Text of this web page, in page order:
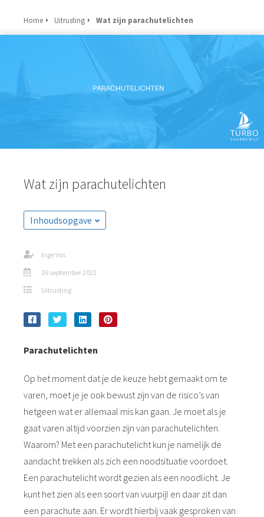
Home Uitrusting Wat zijn parachutelichten
Wat zijn parachutelichten
Inhoudsopgave
Inge Vos
26 september 2022
Uitrusting
Parachutelichten
Op het moment dat je de keuze hebt gemaakt om te
varen, moet je je ook bewust zijn van de risico’s van
hetgeen wat er allemaal mis kan gaan. Je moet als je
gaat varen altijd voorzien zijn van parachutelichten.
Waarom? Met een parachutelicht kun je namelijk de
aandacht trekken als zich een noodsituatie voordoet.
Een parachutelicht wordt gezien als een noodlicht. Je
kunt het zien als een soort van vuurpijl en daar zit dan
een parachute aan. Er wordt hierbij vaak gesproken van